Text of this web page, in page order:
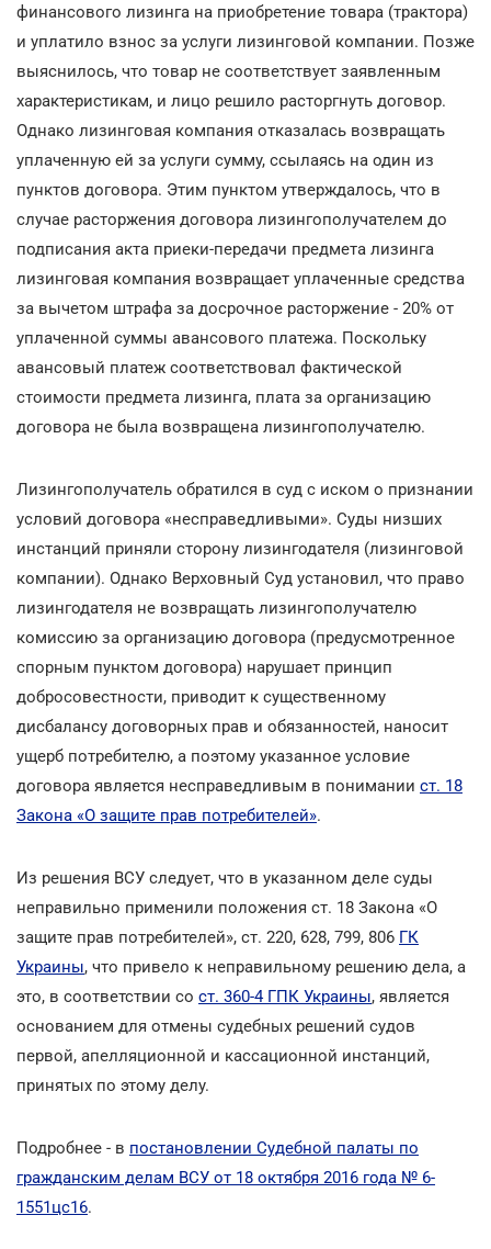
финансового лизинга на приобретение товара (трактора)
и уплатило взнос за услуги лизинговой компании. Позже
выяснилось, что товар не соответствует заявленным
характеристикам, и лицо решило расторгнуть договор.
Однако лизинговая компания отказалась возвращать
уплаченную ей за услуги сумму, ссылаясь на один из
пунктов договора. Этим пунктом утверждалось, что в
случае расторжения договора лизингополучателем до
подписания акта приеки-передачи предмета лизинга
лизинговая компания возвращает уплаченные средства
за вычетом штрафа за досрочное расторжение - 20% от
уплаченной суммы авансового платежа. Поскольку
авансовый платеж соответствовал фактической
стоимости предмета лизинга, плата за организацию
договора не была возвращена лизингополучателю.
Лизингополучатель обратился в суд с иском о признании
условий договора «несправедливыми». Суды низших
инстанций приняли сторону лизингодателя (лизинговой
компании). Однако Верховный Суд установил, что право
лизингодателя не возвращать лизингополучателю
комиссию за организацию договора (предусмотренное
спорным пунктом договора) нарушает принцип
добросовестности, приводит к существенному
дисбалансу договорных прав и обязанностей, наносит
ущерб потребителю, а поэтому указанное условие
договора является несправедливым в понимании ст. 18
Закона «О защите прав потребителей».
Из решения ВСУ следует, что в указанном деле суды
неправильно применили положения ст. 18 Закона «О
защите прав потребителей», ст. 220, 628, 799, 806 ГК
Украины, что привело к неправильному решению дела, а
это, в соответствии со ст. 360-4 ГПК Украины, является
основанием для отмены судебных решений судов
первой, апелляционной и кассационной инстанций,
принятых по этому делу.
Подробнее - в постановлении Судебной палаты по
гражданским делам ВСУ от 18 октября 2016 года № 6-
1551цс16.